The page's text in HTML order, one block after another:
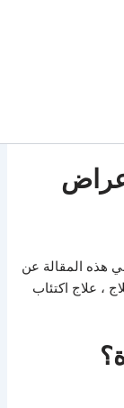
هذه المقالة عن
، علاج اكتئاب